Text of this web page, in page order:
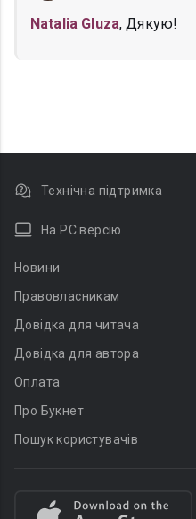
Natalia Gluza, Дякую!
Технічна підтримка
На PC версію
Новини
Правовласникам
Довідка для читача
Довідка для автора
Оплата
Про Букнет
Пошук користувачів